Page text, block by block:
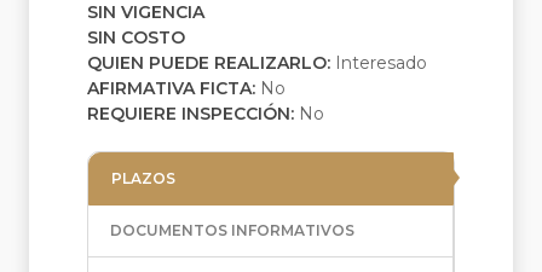
SIN VIGENCIA
SIN COSTO
QUIEN PUEDE REALIZARLO: Interesado
AFIRMATIVA FICTA: No
REQUIERE INSPECCIÓN: No
PLAZOS
DOCUMENTOS INFORMATIVOS